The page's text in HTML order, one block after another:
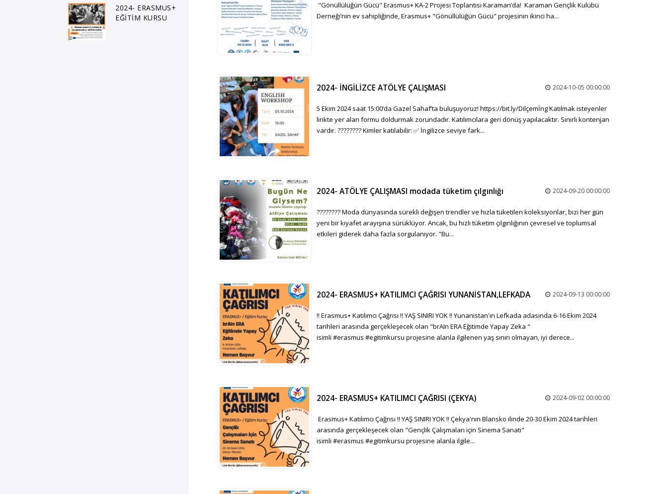
"Gönüllülüğün Gücü" Erasmus+ KA-2 Projesi Toplantısı Karaman’da! Karaman Gençlik Kulübü
Derneği’nin ev sahipliğinde, Erasmus+ "Gönüllülüğün Gücü" projesinin ikinci ha...
2024-10-05 00:00:00
2024- İNGİLİZCE ATÖLYE ÇALIŞMASI
5 Ekim 2024 saat 15:00’da Gazel Sahaf’ta buluşuyoruz! https://bit.ly/Dilçemİng Katılmak isteyenler
linkte yer alan formu doldurmak zorundadır. Katılımcılara geri dönüş yapılacaktır. Sınırlı kontenjan
vardır. ???????? Kimler katılabilir: ✅ İngilizce seviye fark...
2024-09-20 00:00:00
2024- ATÖLYE ÇALIŞMASI modada tüketim çılgınlığı
???????? Moda dünyasında sürekli değişen trendler ve hızla tüketilen koleksiyonlar, bizi her gün
yeni bir kıyafet arayışına sürüklüyor. Ancak, bu hızlı tüketim çılgınlığının çevresel ve toplumsal
etkileri giderek daha fazla sorgulanıyor. "Bu...
2024-09-13 00:00:00
2024- ERASMUS+ KATILIMCI ÇAĞRISI YUNANİSTAN,LEFKADA
‼️ Erasmus+ Katılımcı Çağrısı ‼️ YAŞ SINIRI YOK !! Yunanistan'ın Lefkada adasında 6-16 Ekim 2024
tarihleri arasında gerçekleşecek olan "brAIn ERA Eğitimde Yapay Zeka "
isimli #erasmus #egitimkursu projesine alanla ilgilenen yaş sınırı olmayan, iyi derece...
2024-09-02 00:00:00
2024- ERASMUS+ KATILIMCI ÇAĞRISI (ÇEKYA)
Erasmus+ Katılımcı Çağrısı ‼️ YAŞ SINIRI YOK ‼️ Çekya'nın Blansko ilinde 20-30 Ekim 2024 tarihleri
arasında gerçekleşecek olan "Gençlik Çalışmaları için Sinema Sanatı"
isimli #erasmus #egitimkursu projesine alanla ilgile...
2024- ERASMUS+
EĞİTİM KURSU